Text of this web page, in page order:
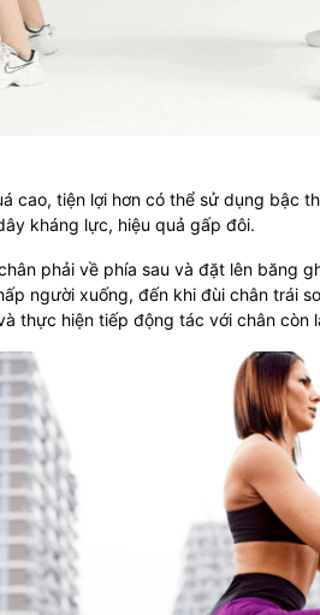
cao, tiện lợi hơn có thể sử dụng bậc
kháng lực, hiệu quả gấp đôi.
phải về phía sau và đặt lên băng
người xuống, đến khi đùi chân trái
thực hiện tiếp động tác với chân còn